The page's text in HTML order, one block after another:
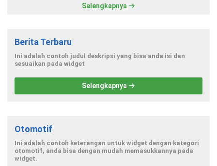
Selengkapnya
Berita Terbaru
Ini adalah contoh judul deskripsi yang bisa anda isi dan
sesuaikan pada widget
Selengkapnya
Otomotif
Ini adalah contoh keterangan untuk widget dengan kategori
otomotif, anda bisa dengan mudah memasukkannya pada
widget.